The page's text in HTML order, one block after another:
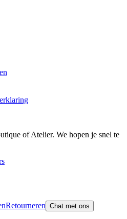
of Atelier. We hopen je snel te
Retourneren Chat met ons